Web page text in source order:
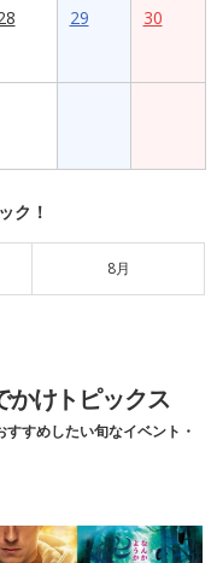
29 30
ク！
8月
かけトピックス
すめしたい旬なイベント・